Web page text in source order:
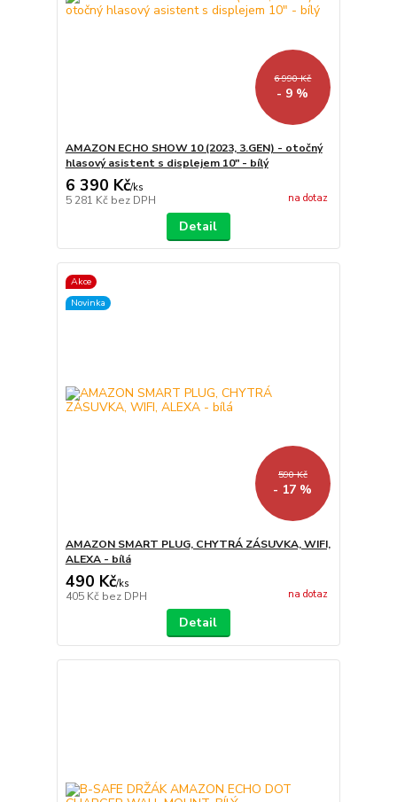
6 990 Kč
- 9 %
AMAZON ECHO SHOW 10 (2023, 3.GEN) - otočný
hlasový asistent s displejem 10" - bílý
6 390 Kč/ks
5 281 Kč bez DPH na dotaz
Detail
Akce
Novinka
590 Kč
- 17 %
AMAZON SMART PLUG, CHYTRÁ ZÁSUVKA, WIFI,
ALEXA - bílá
490 Kč/ks
405 Kč bez DPH na dotaz
Detail